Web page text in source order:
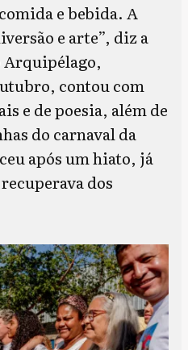
e bebida. A
e arte”, diz a
Arquipélago,
contou com
e de poesia, além de
do carnaval da
após um hiato, já
dos